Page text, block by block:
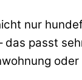
nur
das passt